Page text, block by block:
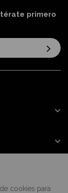
cookies para
primero